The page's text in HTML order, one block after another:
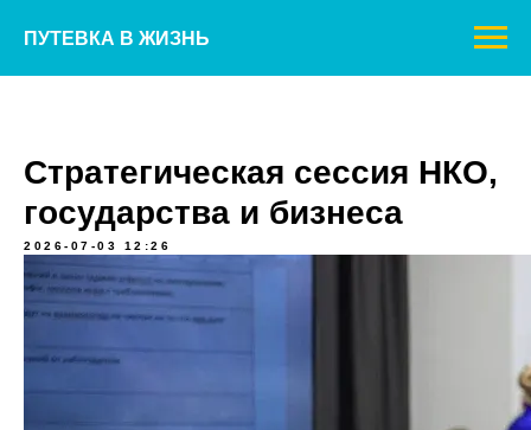
ПУТЕВКА В ЖИЗНЬ
Стратегическая сессия НКО,
государства и бизнеса
2026-07-03 12:26